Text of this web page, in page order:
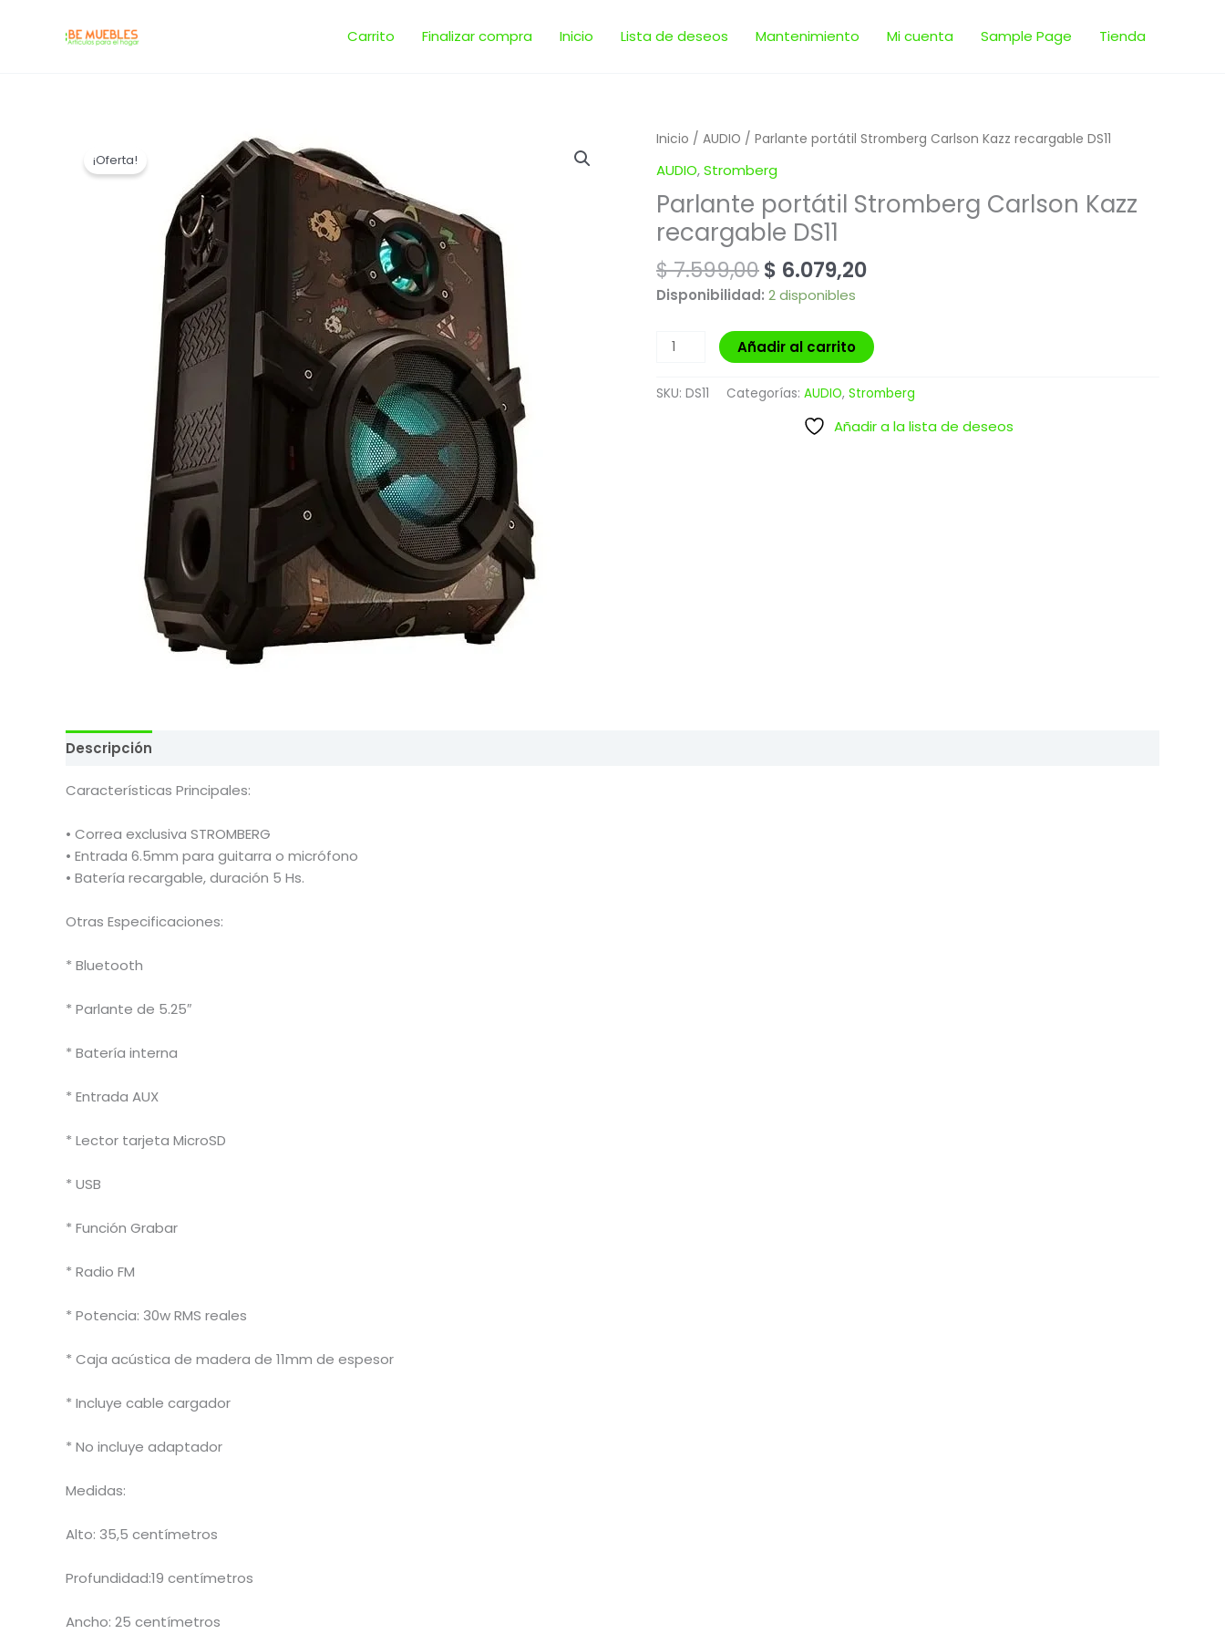
Carrito Finalizar compra Inicio Lista de deseos Mantenimiento Mi cuenta Sample Page Tienda
¡Oferta!
Inicio / AUDIO / Parlante portátil Stromberg Carlson Kazz recargable DS11
AUDIO,Stromberg
Parlante portátil Stromberg Carlson Kazz
recargable DS11
$7.599,00
El
precio
original
era:
$ 7.599,00.
$ 6.079,20
El
es:
$ 6.079,20.
Disponibilidad: 2 disponibles
Parlante
Stromberg
Carlson
Kazz
recargable
DS11
cantidad
Añadir al carrito
SKU: DS11 Categorías: AUDIO, Stromberg
Añadir a la lista de deseos
Descripción
Características Principales:
• Correa exclusiva STROMBERG
• Entrada 6.5mm para guitarra o micrófono
• Batería recargable, duración 5 Hs.
Otras Especificaciones:
* Bluetooth
* Parlante de 5.25″
* Batería interna
* Entrada AUX
* Lector tarjeta MicroSD
* USB
* Función Grabar
* Radio FM
* Potencia: 30w RMS reales
* Caja acústica de madera de 11mm de espesor
* Incluye cable cargador
* No incluye adaptador
Medidas:
Alto: 35,5 centímetros
Profundidad:19 centímetros
Ancho: 25 centímetros